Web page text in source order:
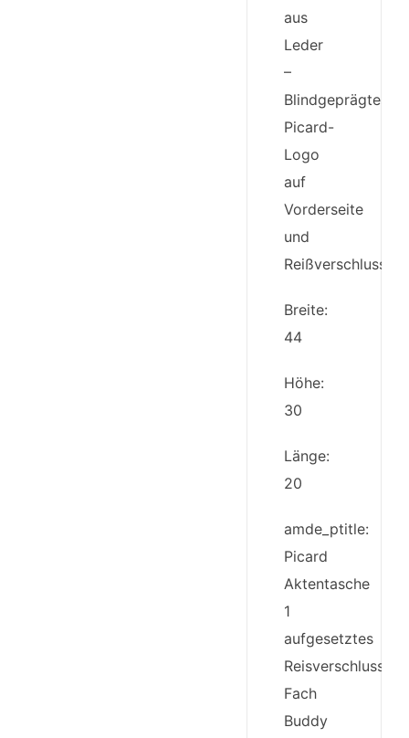
aus
Leder
–
Blindgeprägtes
Picard-
Logo
auf
Vorderseite
und
Breite:
44
Höhe:
30
Länge:
20
amde_ptitle:
Picard
Aktentasche
1
aufgesetztes
Reisverschluss-
Fach
Buddy